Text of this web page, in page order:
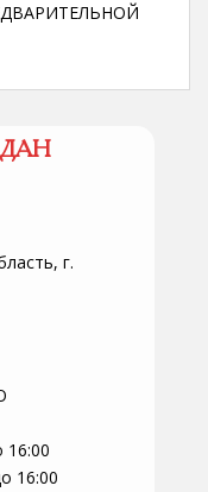
г.
16:00
16:00